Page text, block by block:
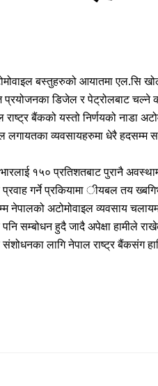
बस्तुहरुको आयातमा एल.सि खोल्दा
प्रयोजनका डिजेल र पेट्रोलबाट चल्ने
बैंकको यस्तो निर्णयको नाडा
लगायतका व्यवसायहरुमा धेरै हदसम्म
१५० प्रतिशतबाट पुरानै
गर्ने प्रकियामा ीयबल तय
नेपालको अटोमोवाइल व्यवसाय
सम्बोधन हुदै जादै अपेक्षा हामीले
लागि नेपाल राष्ट्र बैंकसंग